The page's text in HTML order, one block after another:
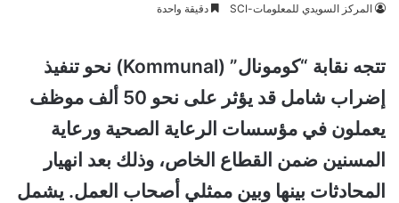
المركز السويدي للمعلومات-SCI دقيقة واحدة
تتجه نقابة “كومونال” (Kommunal) نحو تنفيذ
إضراب شامل قد يؤثر على نحو 50 ألف موظف
يعملون في مؤسسات الرعاية الصحية ورعاية
المسنين ضمن القطاع الخاص، وذلك بعد انهيار
المحادثات بينها وبين ممثلي أصحاب العمل. يشمل